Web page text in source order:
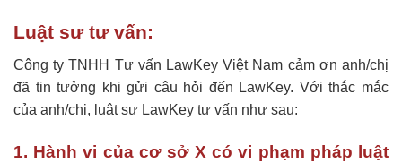
Luật sư tư vấn:
Công ty TNHH Tư vấn LawKey Việt Nam cảm ơn anh/chị
đã tin tưởng khi gửi câu hỏi đến LawKey. Với thắc mắc
của anh/chị, luật sư LawKey tư vấn như sau:
1. Hành vi của cơ sở X có vi phạm pháp luật